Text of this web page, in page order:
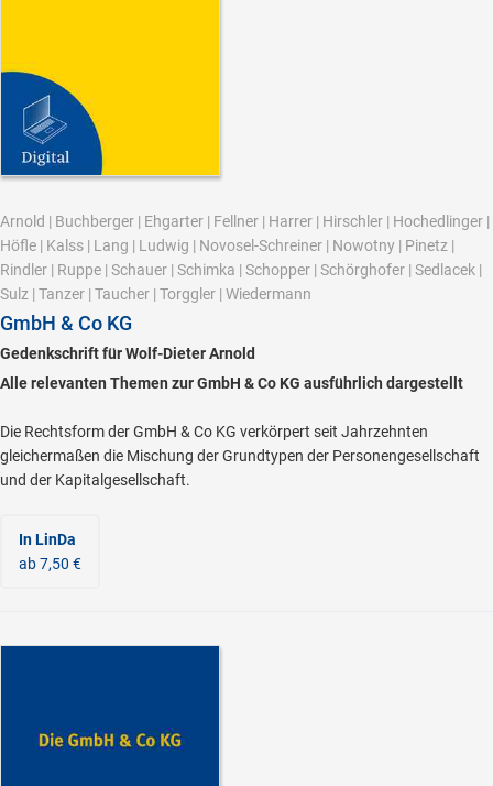
Arnold | Buchberger | Ehgarter | Fellner | Harrer | Hirschler | Hochedlinger |
Höfle | Kalss | Lang | Ludwig | Novosel-Schreiner | Nowotny | Pinetz |
Rindler | Ruppe | Schauer | Schimka | Schopper | Schörghofer | Sedlacek |
Sulz | Tanzer | Taucher | Torggler | Wiedermann
GmbH & Co KG
Gedenkschrift für Wolf-Dieter Arnold
Alle relevanten Themen zur GmbH & Co KG ausführlich dargestellt
Die Rechtsform der GmbH & Co KG verkörpert seit Jahrzehnten
gleichermaßen die Mischung der Grundtypen der Personengesellschaft
und der Kapitalgesellschaft.
In LinDa
ab 7,50 €